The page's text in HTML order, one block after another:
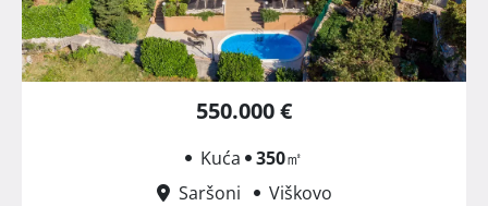
550.000 €
Kuća 350㎡
Saršoni
Viškovo